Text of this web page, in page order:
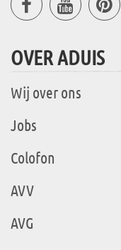
OVER ADUIS
Wij over ons
Jobs
Colofon
AVV
AVG